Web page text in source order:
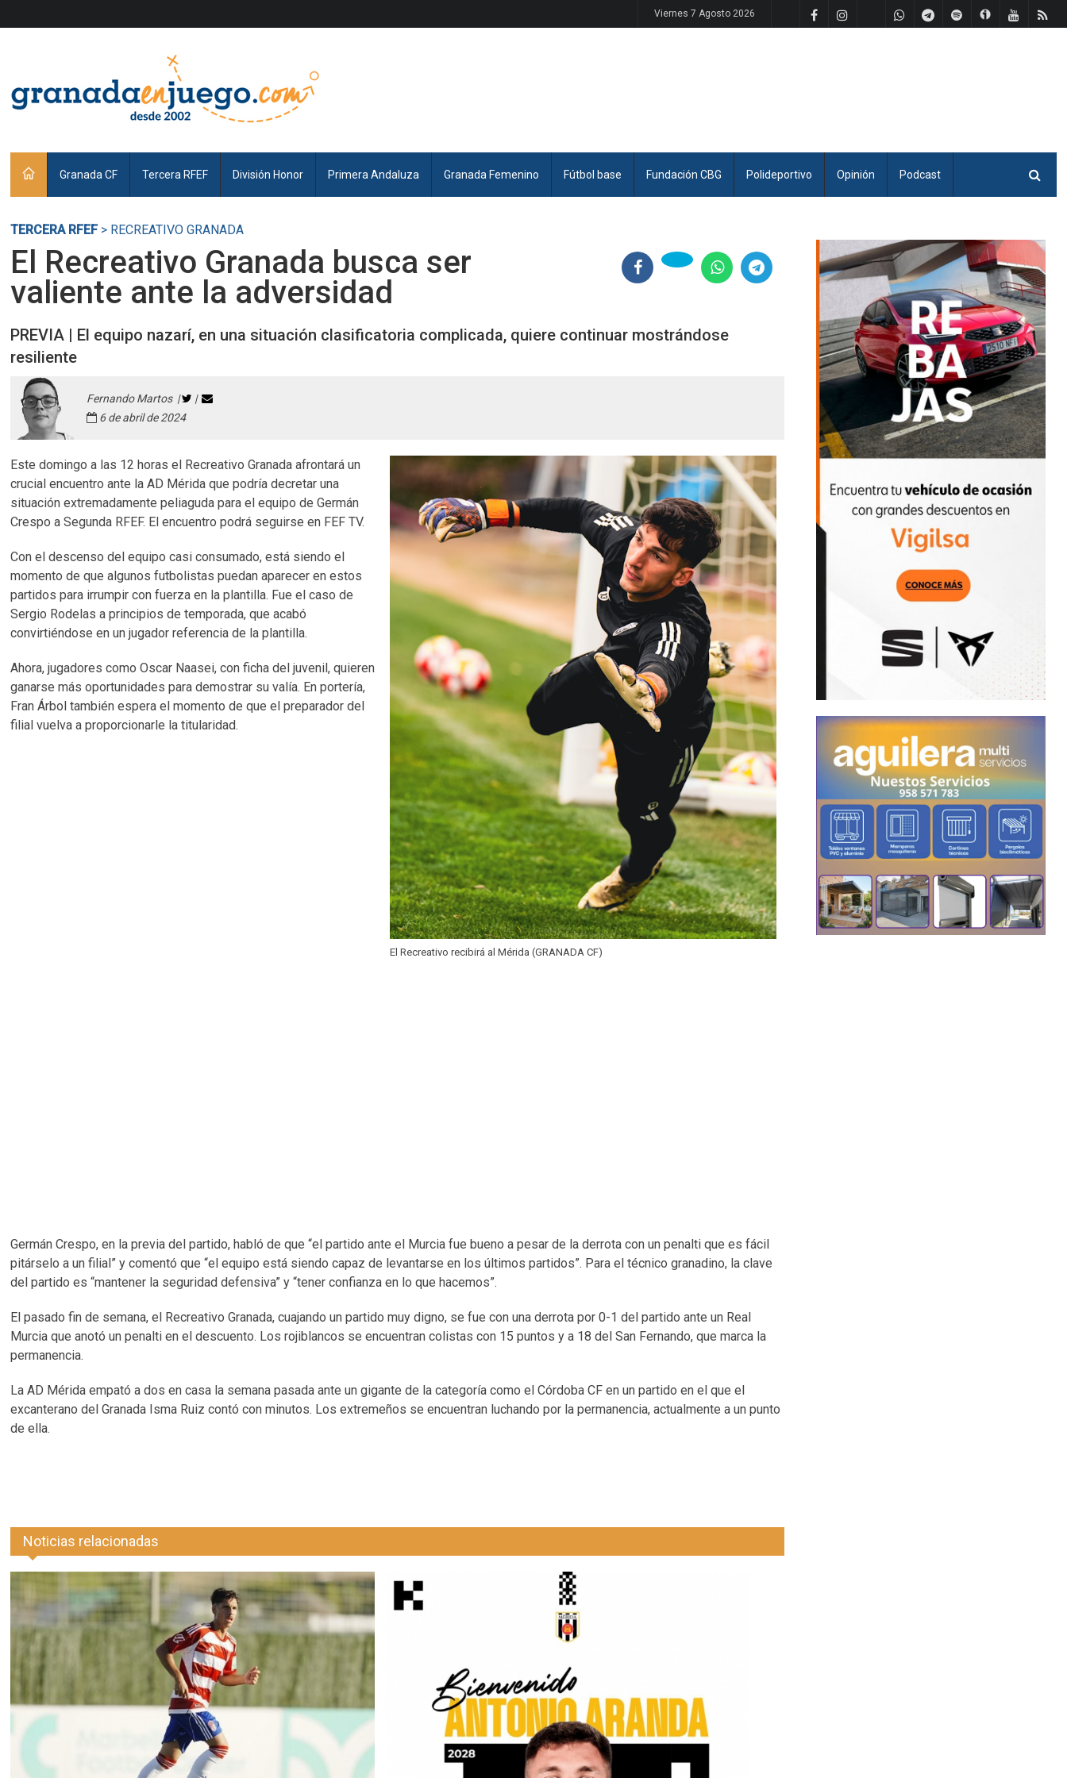
Viernes 7 Agosto 2026
Granada CF Tercera RFEF División Honor Primera Andaluza Granada Femenino Fútbol base Fundación CBG Polideportivo Opinión Podcast
TERCERA RFEF> RECREATIVO GRANADA
El Recreativo Granada busca ser
valiente ante la adversidad
PREVIA | El equipo nazarí, en una situación clasificatoria complicada, quiere continuar mostrándose
resiliente
Fernando Martos |
|
6 de abril de 2024
El Recreativo recibirá al Mérida (GRANADA CF)
Este domingo a las 12 horas el Recreativo Granada afrontará un
crucial encuentro ante la AD Mérida que podría decretar una
situación extremadamente peliaguda para el equipo de Germán
Crespo a Segunda RFEF. El encuentro podrá seguirse en FEF TV.
Con el descenso del equipo casi consumado, está siendo el
momento de que algunos futbolistas puedan aparecer en estos
partidos para irrumpir con fuerza en la plantilla. Fue el caso de
Sergio Rodelas a principios de temporada, que acabó
convirtiéndose en un jugador referencia de la plantilla.
Ahora, jugadores como Oscar Naasei, con ficha del juvenil, quieren
ganarse más oportunidades para demostrar su valía. En portería,
Fran Árbol también espera el momento de que el preparador del
filial vuelva a proporcionarle la titularidad.
Germán Crespo, en la previa del partido, habló de que “el partido ante el Murcia fue bueno a pesar de la derrota con un penalti que es fácil
pitárselo a un filial” y comentó que “el equipo está siendo capaz de levantarse en los últimos partidos”. Para el técnico granadino, la clave
del partido es “mantener la seguridad defensiva” y “tener confianza en lo que hacemos”.
El pasado fin de semana, el Recreativo Granada, cuajando un partido muy digno, se fue con una derrota por 0-1 del partido ante un Real
Murcia que anotó un penalti en el descuento. Los rojiblancos se encuentran colistas con 15 puntos y a 18 del San Fernando, que marca la
permanencia.
La AD Mérida empató a dos en casa la semana pasada ante un gigante de la categoría como el Córdoba CF en un partido en el que el
excanterano del Granada Isma Ruiz contó con minutos. Los extremeños se encuentran luchando por la permanencia, actualmente a un punto
de ella.
Noticias relacionadas